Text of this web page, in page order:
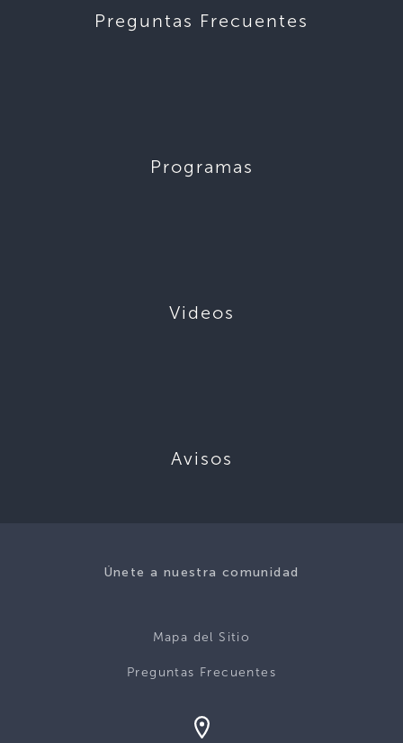
Preguntas Frecuentes
Programas
Videos
Avisos
Únete a nuestra comunidad
Mapa del Sitio
Preguntas Frecuentes